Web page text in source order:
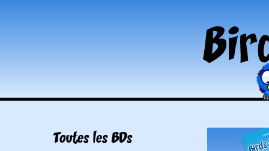
Toutes les BDs